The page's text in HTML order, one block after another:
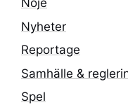
Nöje
Nyheter
Reportage
Samhälle &
Spel